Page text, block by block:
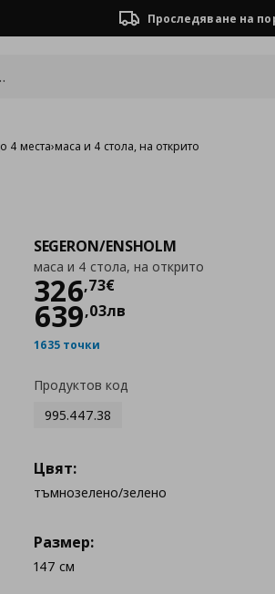
Проследяване на
4 места›маса и 4 стола, на открито
SEGERON/ENSHOLM
маса и 4 стола, на открито
326,73€
Цена
639,03лв
1635 точки
Продуктов код
995.447.38
Цвят:
тъмнозелено/зелено
Размер:
147 см